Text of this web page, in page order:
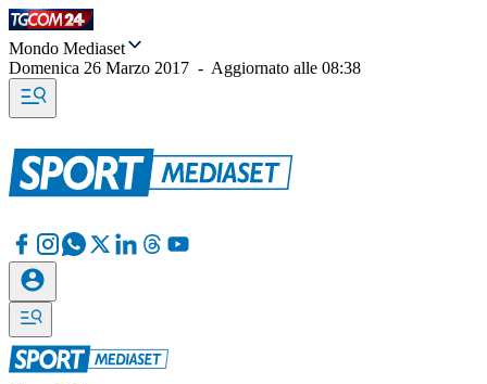
Mondo Mediaset
Domenica 26 Marzo 2017 - Aggiornato alle 08:38